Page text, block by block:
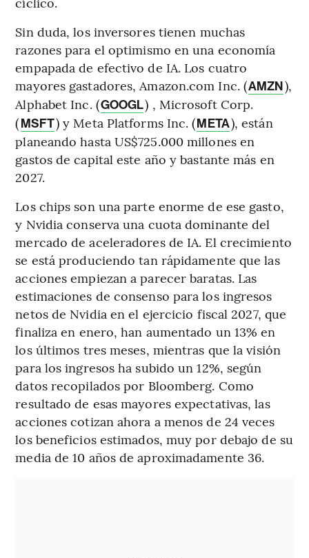
Sin duda, los inversores tienen muchas
razones para el optimismo en una economía
empapada de efectivo de IA. Los cuatro
mayores gastadores, Amazon.com Inc. (AMZN),
Alphabet Inc. (GOOGL) , Microsoft Corp.
(MSFT) y Meta Platforms Inc. (META), están
planeando hasta US$725.000 millones en
gastos de capital este año y bastante más en
2027.
Los chips son una parte enorme de ese gasto,
y Nvidia conserva una cuota dominante del
mercado de aceleradores de IA. El crecimiento
se está produciendo tan rápidamente que las
acciones empiezan a parecer baratas. Las
estimaciones de consenso para los ingresos
netos de Nvidia en el ejercicio fiscal 2027, que
finaliza en enero, han aumentado un 13% en
los últimos tres meses, mientras que la visión
para los ingresos ha subido un 12%, según
datos recopilados por Bloomberg. Como
resultado de esas mayores expectativas, las
acciones cotizan ahora a menos de 24 veces
los beneficios estimados, muy por debajo de su
media de 10 años de aproximadamente 36.